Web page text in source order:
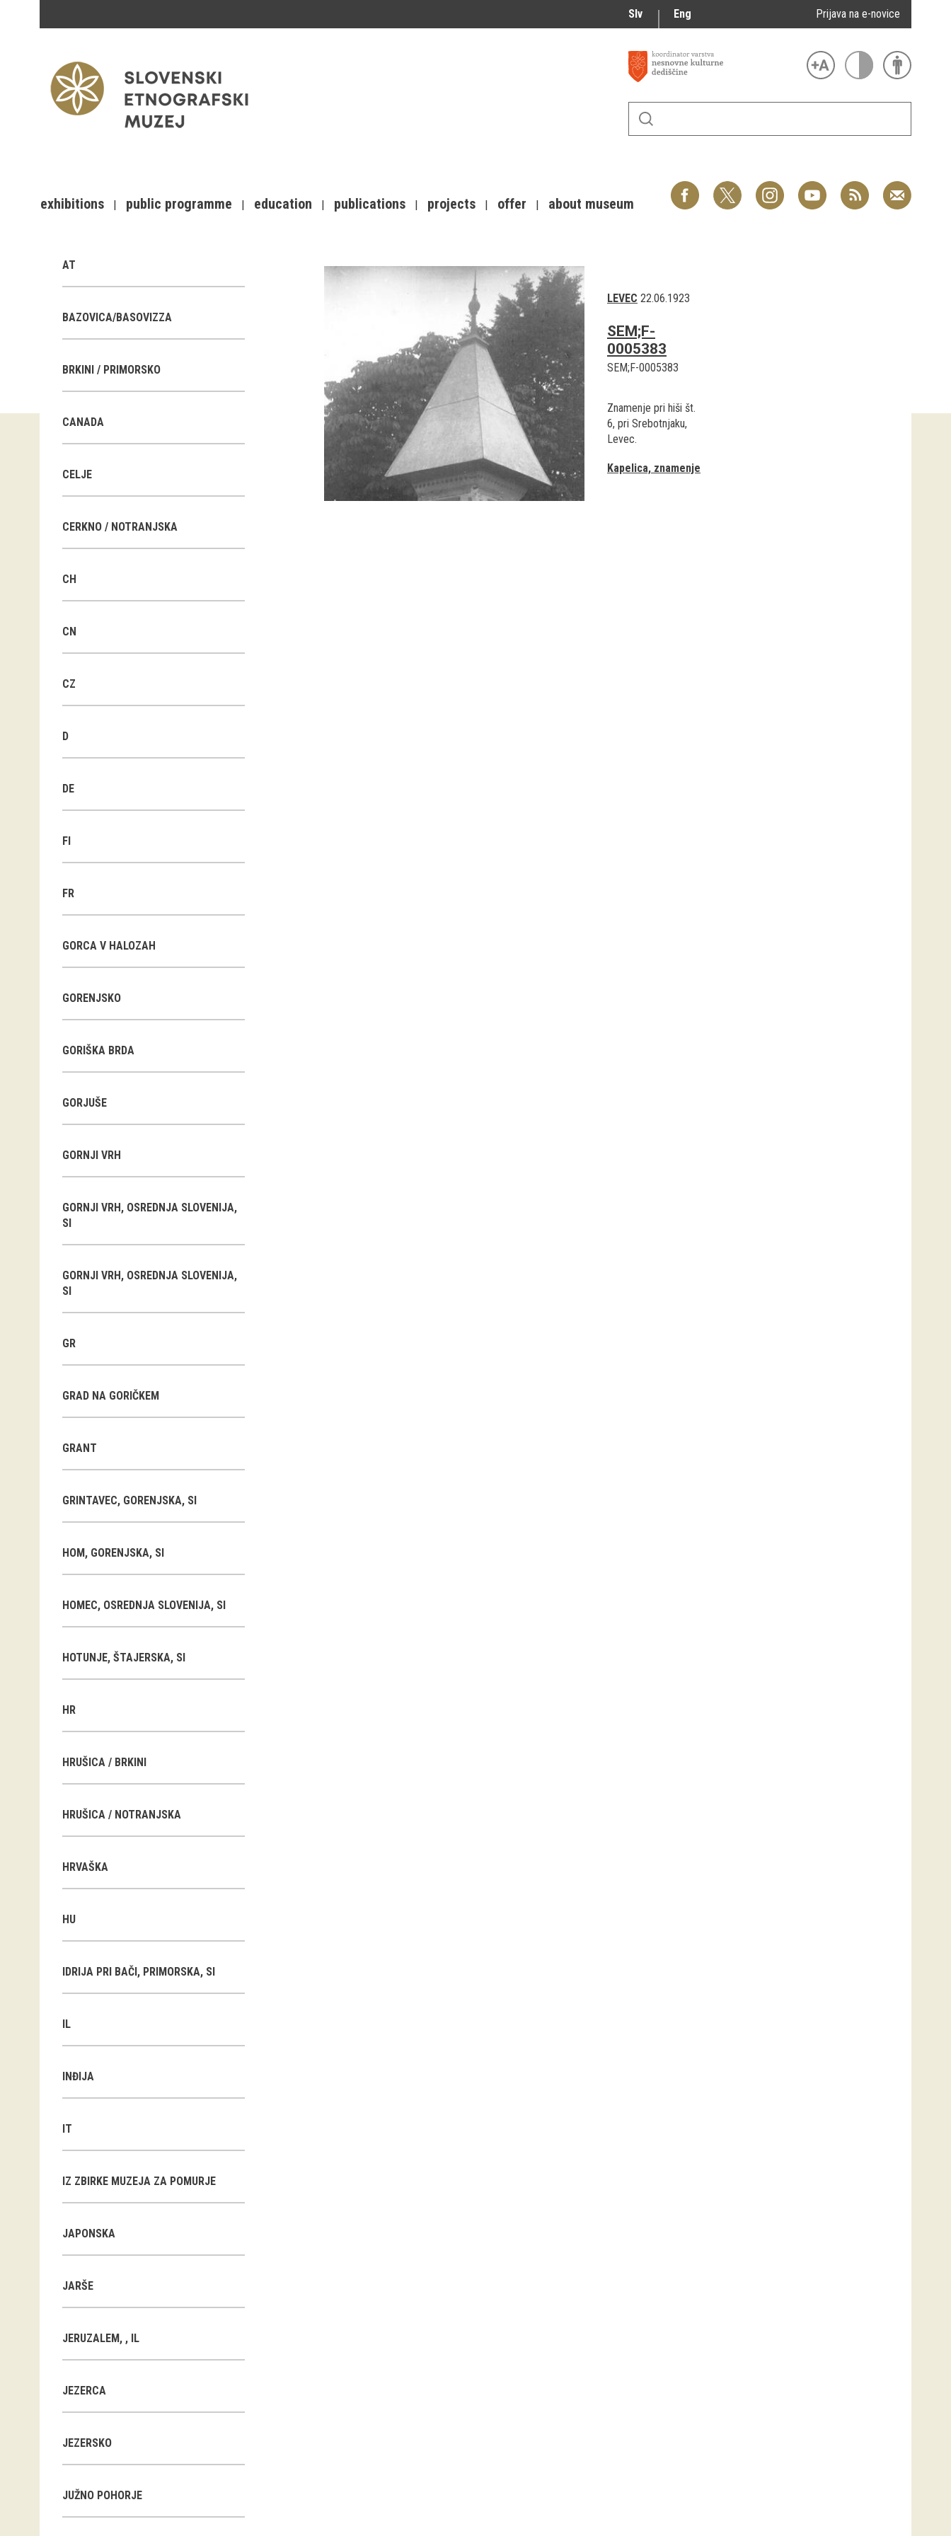
Slv Eng Prijava na e-novice
exhibitions public programme education publications projects offer about museum
AT
BAZOVICA/BASOVIZZA
BRKINI / PRIMORSKO
CANADA
CELJE
CERKNO / NOTRANJSKA
CH
CN
CZ
D
DE
FI
FR
GORCA V HALOZAH
GORENJSKO
GORIŠKA BRDA
GORJUŠE
GORNJI VRH
GORNJI VRH, OSREDNJA SLOVENIJA,
SI
GORNJI VRH, OSREDNJA SLOVENIJA,
SI
GR
GRAD NA GORIČKEM
GRANT
GRINTAVEC, GORENJSKA, SI
HOM, GORENJSKA, SI
HOMEC, OSREDNJA SLOVENIJA, SI
HOTUNJE, ŠTAJERSKA, SI
HR
HRUŠICA / BRKINI
HRUŠICA / NOTRANJSKA
HRVAŠKA
HU
IDRIJA PRI BAČI, PRIMORSKA, SI
IL
INĐIJA
IT
IZ ZBIRKE MUZEJA ZA POMURJE
JAPONSKA
JARŠE
JERUZALEM, , IL
JEZERCA
JEZERSKO
JUŽNO POHORJE
LEVEC 22.06.1923
SEM;F-
0005383
SEM;F-0005383
Znamenje pri hiši št.
6, pri Srebotnjaku,
Levec.
Kapelica, znamenje